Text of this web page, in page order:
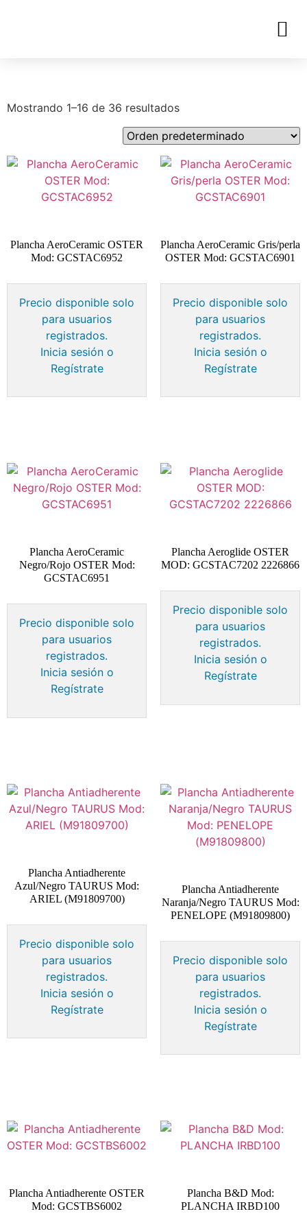
Mostrando 1–16 de 36 resultados
Plancha AeroCeramic OSTER
Mod: GCSTAC6952
Precio disponible solo
para usuarios
registrados.
Inicia sesión o
Regístrate
Plancha AeroCeramic Gris/perla
OSTER Mod: GCSTAC6901
Precio disponible solo
para usuarios
registrados.
Inicia sesión o
Regístrate
Plancha AeroCeramic
Negro/Rojo OSTER Mod:
GCSTAC6951
Precio disponible solo
para usuarios
registrados.
Inicia sesión o
Regístrate
Plancha Aeroglide OSTER
MOD: GCSTAC7202 2226866
Precio disponible solo
para usuarios
registrados.
Inicia sesión o
Regístrate
Plancha Antiadherente
Azul/Negro TAURUS Mod:
ARIEL (M91809700)
Precio disponible solo
para usuarios
registrados.
Inicia sesión o
Regístrate
Plancha Antiadherente
Naranja/Negro TAURUS Mod:
PENELOPE (M91809800)
Precio disponible solo
para usuarios
registrados.
Inicia sesión o
Regístrate
Plancha Antiadherente OSTER
Mod: GCSTBS6002
Plancha B&D Mod:
PLANCHA IRBD100